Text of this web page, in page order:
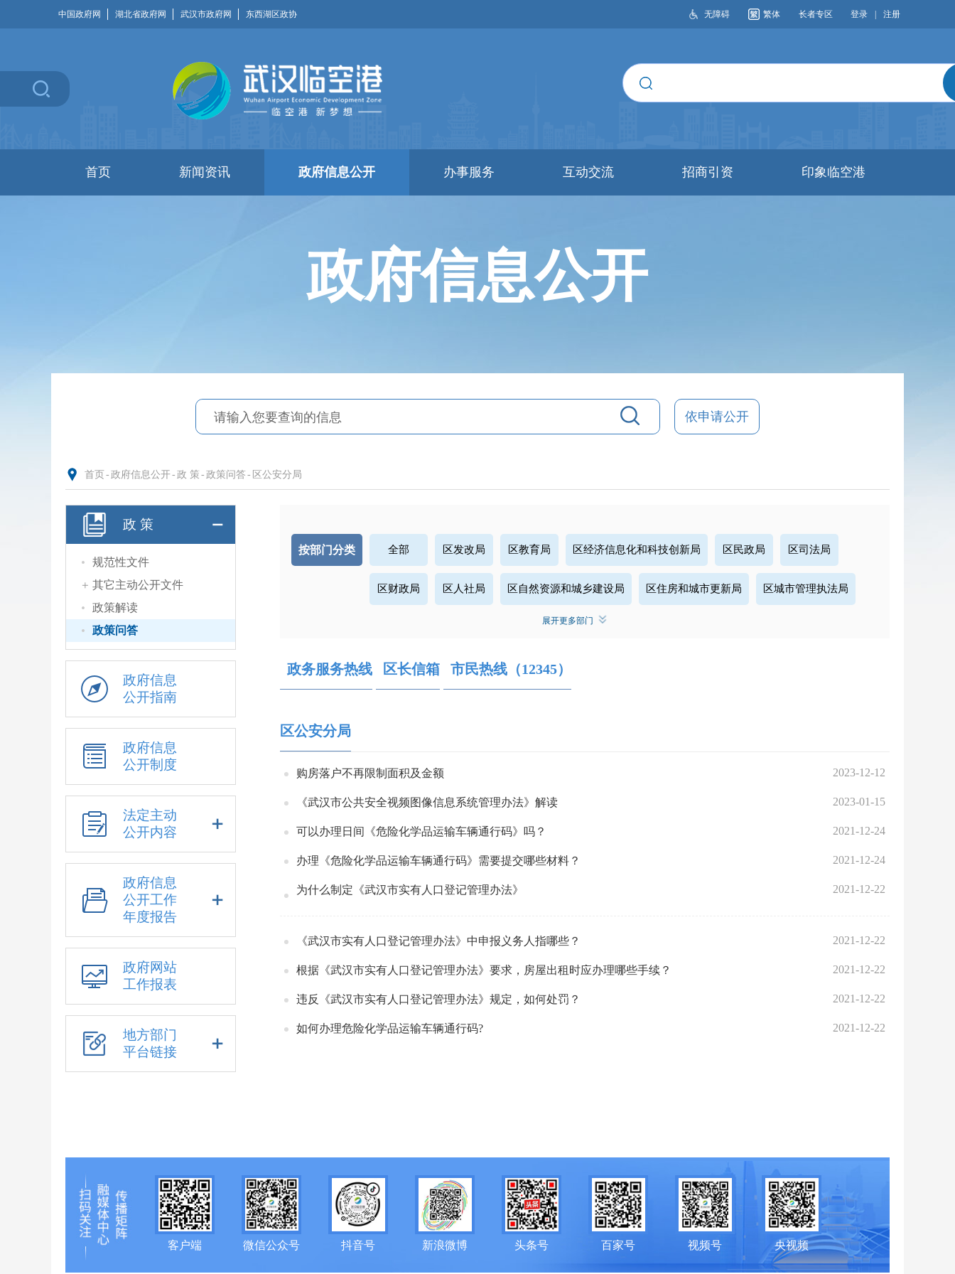
中国政府网 湖北省政府网 武汉市政府网 东西湖区政协 无障碍 繁体 长者专区 登录 注册
首页 新闻资讯 政府信息公开 办事服务 互动交流 招商引资 印象临空港
政府信息公开
依申请公开
首页 - 政府信息公开- 政 策 - 政策问答- 区公安分局
政 策
规范性文件
其它主动公开文件
政策解读
政策问答
政府信息
公开指南
政府信息
公开制度
法定主动
公开内容
政府信息
公开工作
年度报告
政府网站
工作报表
地方部门
平台链接
按部门分类 全部 区发改局 区教育局 区经济信息化和科技创新局 区民政局 区司法局
区财政局 区人社局 区自然资源和城乡建设局 区住房和城市更新局 区城市管理执法局
区农业农村局
区卫生健康局 区退役军人事务局
展开更多部门
政务服务热线 区长信箱 市民热线（12345）
区公安分局
购房落户不再限制面积及金额 2023-12-12
《武汉市公共安全视频图像信息系统管理办法》解读 2023-01-15
可以办理日间《危险化学品运输车辆通行码》吗？ 2021-12-24
办理《危险化学品运输车辆通行码》需要提交哪些材料？ 2021-12-24
为什么制定《武汉市实有人口登记管理办法》 2021-12-22
《武汉市实有人口登记管理办法》中申报义务人指哪些？ 2021-12-22
根据《武汉市实有人口登记管理办法》要求，房屋出租时应办理哪些手续？ 2021-12-22
违反《武汉市实有人口登记管理办法》规定，如何处罚？ 2021-12-22
如何办理危险化学品运输车辆通行码? 2021-12-22
客户端 微信公众号 抖音号 新浪微博 头条号 百家号 视频号 央视频